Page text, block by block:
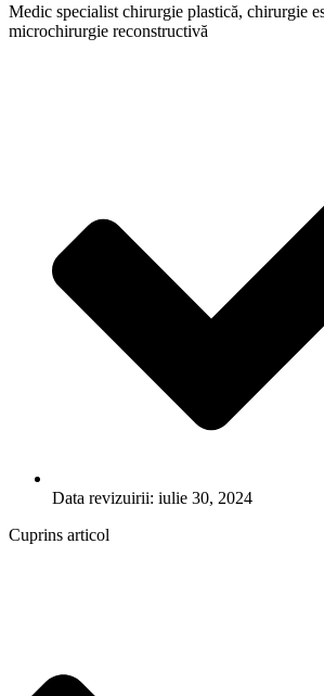
Medic specialist chirurgie plastică, chirurgie
microchirurgie reconstructivă
Data revizuirii: iulie 30, 2024
Cuprins articol